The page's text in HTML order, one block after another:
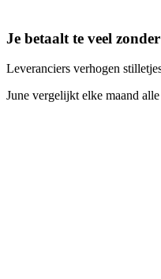
Je betaalt te veel
Leveranciers verhogen
June vergelijkt elke maand